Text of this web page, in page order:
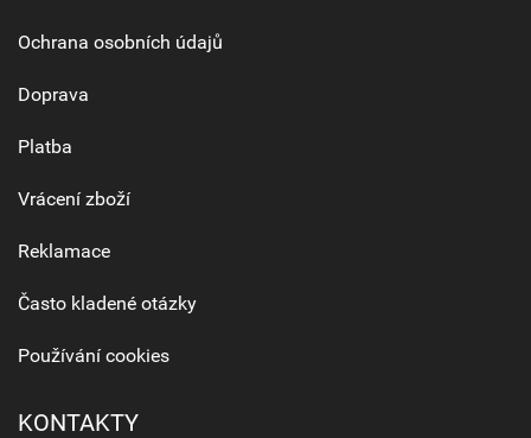
Ochrana osobních údajů
Doprava
Platba
Vrácení zboží
Reklamace
Často kladené otázky
Používání cookies
KONTAKTY